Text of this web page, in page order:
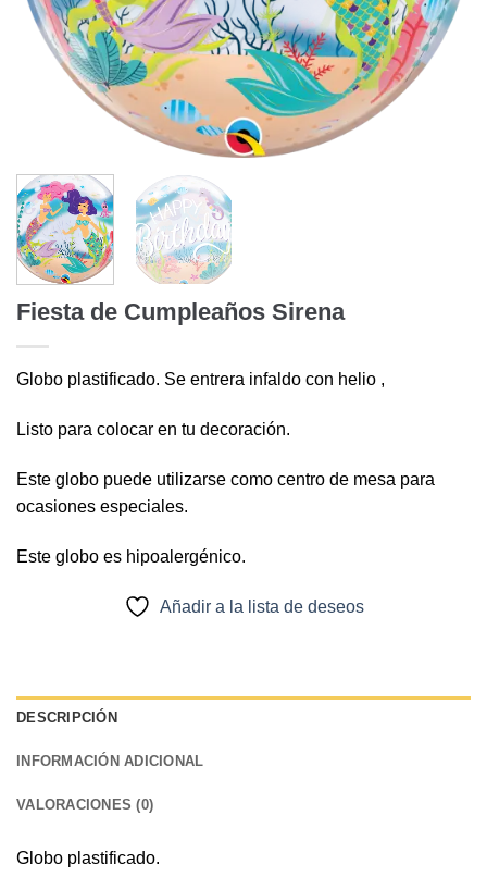
Fiesta de Cumpleaños Sirena
Globo plastificado. Se entrera infaldo con helio ,
Listo para colocar en tu decoración.
Este globo puede utilizarse como centro de mesa para
ocasiones especiales.
Este globo es hipoalergénico.
Añadir a la lista de deseos
DESCRIPCIÓN
INFORMACIÓN ADICIONAL
VALORACIONES (0)
Globo plastificado.